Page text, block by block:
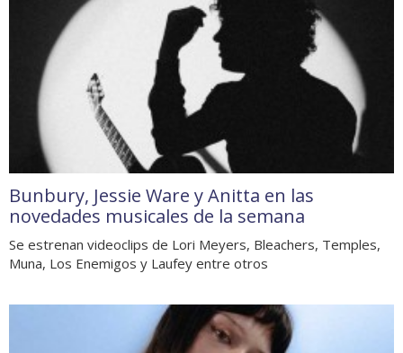
Bunbury, Jessie Ware y Anitta en las
novedades musicales de la semana
Se estrenan videoclips de Lori Meyers, Bleachers, Temples,
Muna, Los Enemigos y Laufey entre otros